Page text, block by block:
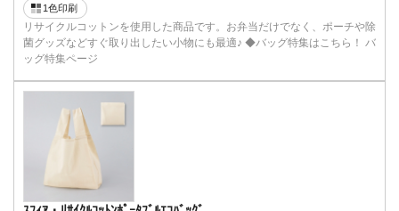
1色印刷
リサイクルコットンを使用した商品です。お弁当だけでなく、ポーチや除
菌グッズなどすぐ取り出したい小物にも最適♪ ◆バッグ特集はこちら！ バ
ッグ特集ページ